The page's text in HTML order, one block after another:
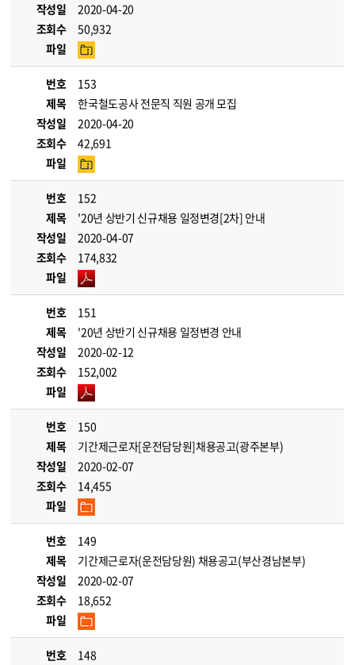
작성일
2020-04-20
조회수
50,932
파일
번호
153
제목
한국철도공사 전문직 직원 공개 모집
작성일
2020-04-20
조회수
42,691
파일
번호
152
제목
'20년 상반기 신규채용 일정변경[2차] 안내
작성일
2020-04-07
조회수
174,832
파일
번호
151
제목
'20년 상반기 신규채용 일정변경 안내
작성일
2020-02-12
조회수
152,002
파일
번호
150
제목
기간제근로자[운전담당원]채용공고(광주본부)
작성일
2020-02-07
조회수
14,455
파일
번호
149
제목
기간제근로자(운전담당원) 채용공고(부산경남본부)
작성일
2020-02-07
조회수
18,652
파일
번호
148